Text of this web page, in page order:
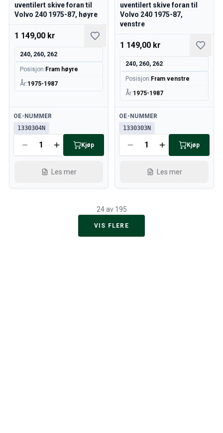
uventilert skive foran til
Volvo 240 1975-87, høyre
1 149,00 kr
240, 260, 262
Posisjon: Fram høyre
År:1975-1987
Tilgjengelig
OE-NUMMER
1330304N
Kjøp
Les mer
uventilert skive foran til
Volvo 240 1975-87,
venstre
1 149,00 kr
240, 260, 262
Posisjon: Fram venstre
År:1975-1987
Tilgjengelig
OE-NUMMER
1330303N
Kjøp
Les mer
24 av 195
VIS FLERE